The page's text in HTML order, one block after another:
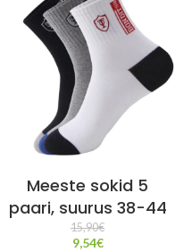
Meeste sokid 5
paari, suurus 38-44
15,90€
9,54€